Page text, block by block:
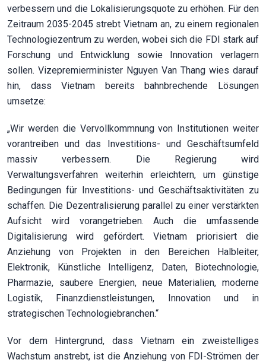
verbessern und die Lokalisierungsquote zu erhöhen. Für den
Zeitraum 2035-2045 strebt Vietnam an, zu einem regionalen
Technologiezentrum zu werden, wobei sich die FDI stark auf
Forschung und Entwicklung sowie Innovation verlagern
sollen. Vizepremierminister Nguyen Van Thang wies darauf
hin, dass Vietnam bereits bahnbrechende Lösungen
umsetze:
„Wir werden die Vervollkommnung von Institutionen weiter
vorantreiben und das Investitions- und Geschäftsumfeld
massiv verbessern. Die Regierung wird
Verwaltungsverfahren weiterhin erleichtern, um günstige
Bedingungen für Investitions- und Geschäftsaktivitäten zu
schaffen. Die Dezentralisierung parallel zu einer verstärkten
Aufsicht wird vorangetrieben. Auch die umfassende
Digitalisierung wird gefördert. Vietnam priorisiert die
Anziehung von Projekten in den Bereichen Halbleiter,
Elektronik, Künstliche Intelligenz, Daten, Biotechnologie,
Pharmazie, saubere Energien, neue Materialien, moderne
Logistik, Finanzdienstleistungen, Innovation und in
strategischen Technologiebranchen.“
Vor dem Hintergrund, dass Vietnam ein zweistelliges
Wachstum anstrebt, ist die Anziehung von FDI-Strömen der